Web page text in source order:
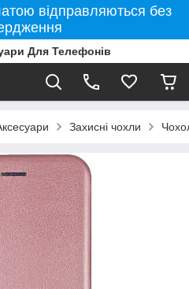
відправляються без
Для Телефонів
Захисні чохли